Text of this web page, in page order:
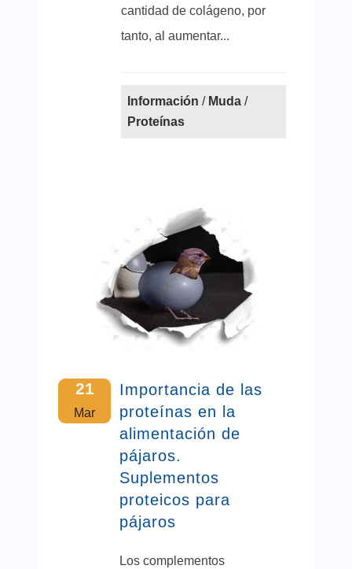
cantidad de colágeno, por
tanto, al aumentar...
Información / Muda /
Proteínas
21
Mar
Importancia de las
proteínas en la
alimentación de
pájaros.
Suplementos
proteicos para
pájaros
Los complementos